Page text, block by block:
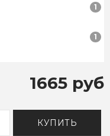
1
1
1665 руб
КУПИТЬ